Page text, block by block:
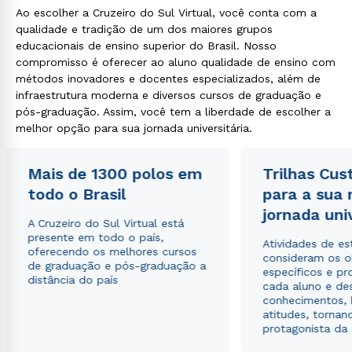
Ao escolher a Cruzeiro do Sul Virtual, você conta com a
qualidade e tradição de um dos maiores grupos
educacionais de ensino superior do Brasil. Nosso
compromisso é oferecer ao aluno qualidade de ensino com
métodos inovadores e docentes especializados, além de
infraestrutura moderna e diversos cursos de graduação e
pós-graduação. Assim, você tem a liberdade de escolher a
melhor opção para sua jornada universitária.
Mais de 1300 polos em
todo o Brasil
A Cruzeiro do Sul Virtual está
presente em todo o país,
oferecendo os melhores cursos
de graduação e pós-graduação a
distância do país
Trilhas
para a sua
jornada
Atividades de
consideram os
específicos e
cada aluno e
conhecimentos,
atitudes,
protagonista da
Rápido e fácil
WhatsApp
ou
Estou de acordo com a Política de Privacidade.
autorizo que meus dados sejam utilizados para o
envio de conteúdos da Cruzeiro do Sul.